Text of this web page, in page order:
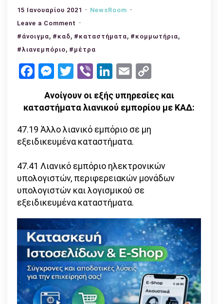
15 Ιανουαρίου 2021
NewsRoom
Leave a Comment on
Αναλυτικά
οι
που
από
Δευτέρα
οι
γενικοί
λειτουργίας
#άνοιγμα, #καδ, #καταστήματα, #κομμωτήρια,
#λιανεμπόριο, #μέτρα
Facebook
Messenger
Twitter
ViberLinkedIn
Email
Ανοίγουν οι εξής υπηρεσίες και
καταστήματα λιανικού εμπορίου με ΚΑΔ:
47.19 Άλλο λιανικό εμπόριο σε μη
εξειδικευμένα καταστήματα.
47.41 Λιανικό εμπόριο ηλεκτρονικών
υπολογιστών, περιφερειακών μονάδων
υπολογιστών και λογισμικού σε
εξειδικευμένα καταστήματα.